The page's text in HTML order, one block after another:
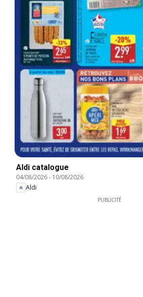
Aldi catalogue
04/08/2026- 10/08/2026
Aldi
PUBLICITÉ